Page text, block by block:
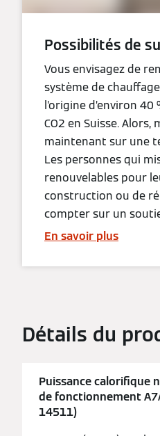
Possibilités de
Vous envisagez de
système de
l’origine d’environ
CO2 en Suisse. Alors,
maintenant sur une
Les personnes qui
renouvelables pour
construction ou de
compter sur un
En savoir plus
Détails du
Puissance calorifique
de fonctionnement
14511)